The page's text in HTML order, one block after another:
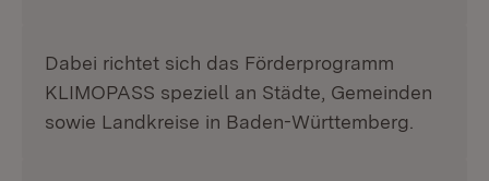
Dabei richtet sich das Förderprogramm
KLIMOPASS speziell an Städte, Gemeinden
sowie Landkreise in Baden-Württemberg.